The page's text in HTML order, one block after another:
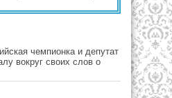
чемпионка и депутат
вокруг своих слов о